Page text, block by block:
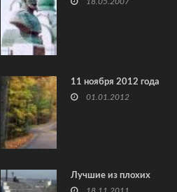
11 ноября 2012 года
01.01.2012
Лучшие из плохих